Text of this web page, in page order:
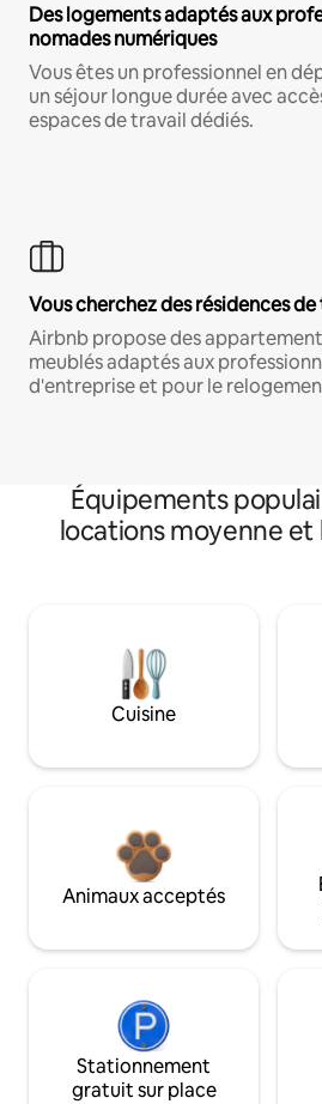
Des logements adaptés aux
nomades numériques
Vous êtes un professionnel en
un séjour longue durée avec
espaces de travail dédiés.
Vous cherchez des résidences
Airbnb propose des
meublés adaptés aux
d'entreprise et pour le
Équipements
locations moyenne
Cuisine
Animaux acceptés
Stationnement
gratuit sur place